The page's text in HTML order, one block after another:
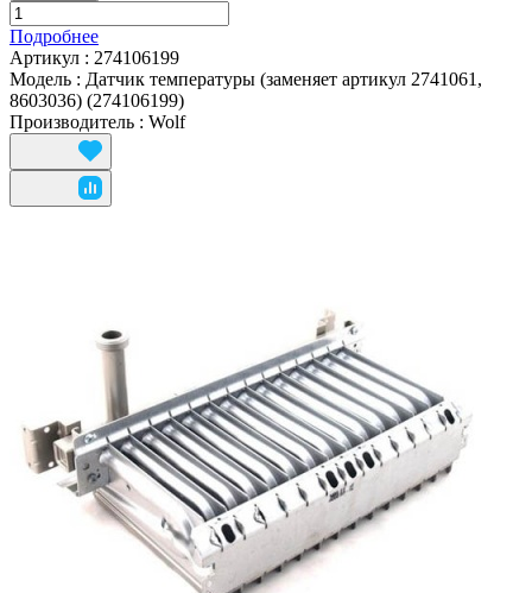
Подробнее
Артикул : 274106199
Модель : Датчик температуры (заменяет артикул 2741061,
8603036) (274106199)
Производитель : Wolf